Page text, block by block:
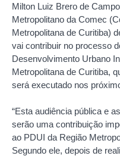
Milton Luiz Brero de
Metropolitano da Comec
Metropolitana de Curitiba)
vai contribuir no processo
Desenvolvimento Urbano
Metropolitana de Curitiba,
será executado nos
“Esta audiência pública e
serão uma contribuição
ao PDUI da Região
Segundo ele, depois de